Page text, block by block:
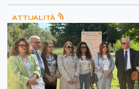
ATTUALITÀ